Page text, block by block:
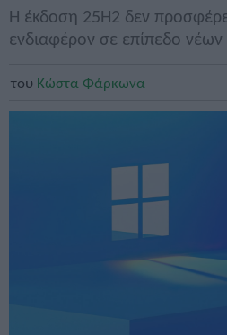
SPECIALS
Η έκδοση 25Η2 δεν
ενδιαφέρον σε επίπεδο νέων
του Κώστα Φάρκωνα